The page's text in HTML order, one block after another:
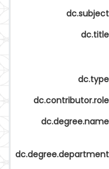
dc.subject
dc.title
dc.type
dc.contributor.role
dc.degree.name
dc.degree.department